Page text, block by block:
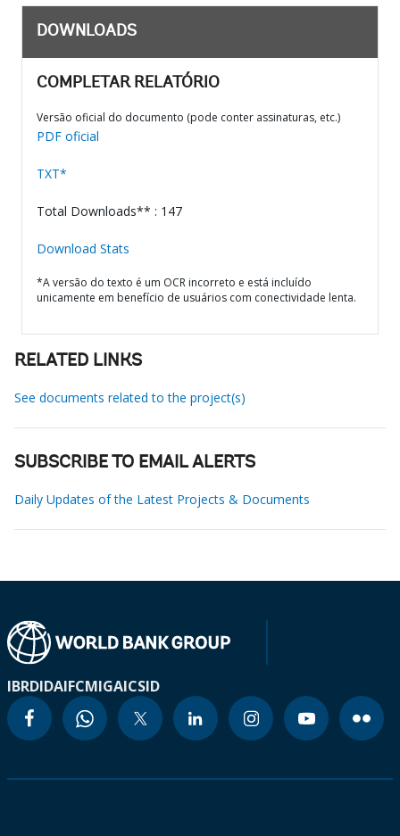
DOWNLOADS
COMPLETAR RELATÓRIO
Versão oficial do documento (pode conter assinaturas, etc.)
PDF oficial
TXT*
Total Downloads** : 147
Download Stats
*A versão do texto é um OCR incorreto e está incluído
unicamente em benefício de usuários com conectividade lenta.
RELATED LINKS
See documents related to the project(s)
SUBSCRIBE TO EMAIL ALERTS
Daily Updates of the Latest Projects & Documents
IBRDIDAIFCMIGAICSID